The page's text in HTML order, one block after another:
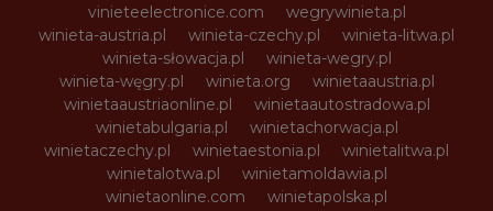
vinieteelectronice.com
wegrywinieta.pl
winieta-austria.pl
winieta-czechy.pl
winieta-litwa.pl
winieta-słowacja.pl
winieta-wegry.pl
winieta-węgry.pl
winieta.org
winietaaustria.pl
winietaaustriaonline.pl
winietaautostradowa.pl
winietabulgaria.pl
winietachorwacja.pl
winietaczechy.pl
winietaestonia.pl
winietalitwa.pl
winietalotwa.pl
winietamoldawia.pl
winietaonline.com
winietapolska.pl